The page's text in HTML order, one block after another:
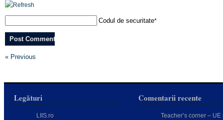
Codul de securitate*
« Previous
Legături
LIIS.ro
Comentarii recente
Teacher’s corner – UE